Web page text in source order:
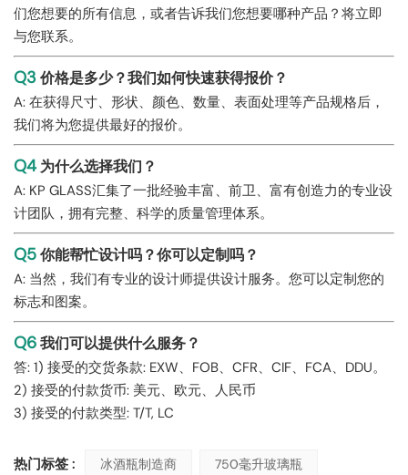
们您想要的所有信息，或者告诉我们您想要哪种产品？将立即
与您联系。
Q3价格是多少？我们如何快速获得报价？
A: 在获得尺寸、形状、颜色、数量、表面处理等产品规格后，
我们将为您提供最好的报价。
Q4 为什么选择我们？
A: KP GLASS汇集了一批经验丰富、前卫、富有创造力的专业设
计团队，拥有完整、科学的质量管理体系。
Q5你能帮忙设计吗？你可以定制吗？
A: 当然，我们有专业的设计师提供设计服务。您可以定制您的
标志和图案。
Q6我们可以提供什么服务？
答: 1) 接受的交货条款: EXW、FOB、CFR、CIF、FCA、DDU。
2) 接受的付款货币: 美元、欧元、人民币
3) 接受的付款类型: T/T, LC
热门标签 : 冰酒瓶制造商
750毫升玻璃瓶